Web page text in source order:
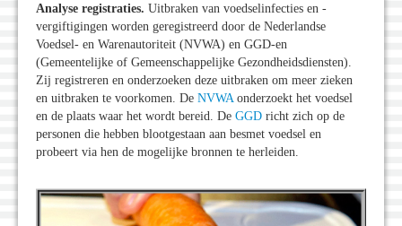
Analyse registraties. Uitbraken van voedselinfecties en -
vergiftigingen worden geregistreerd door de Nederlandse
Voedsel- en Warenautoriteit (NVWA) en GGD-en
(Gemeentelijke of Gemeenschappelijke Gezondheidsdiensten).
Zij registreren en onderzoeken deze uitbraken om meer zieken
en uitbraken te voorkomen. De NVWAonderzoekt het voedsel
en de plaats waar het wordt bereid. De GGD richt zich op de
personen die hebben blootgestaan aan besmet voedsel en
probeert via hen de mogelijke bronnen te herleiden.